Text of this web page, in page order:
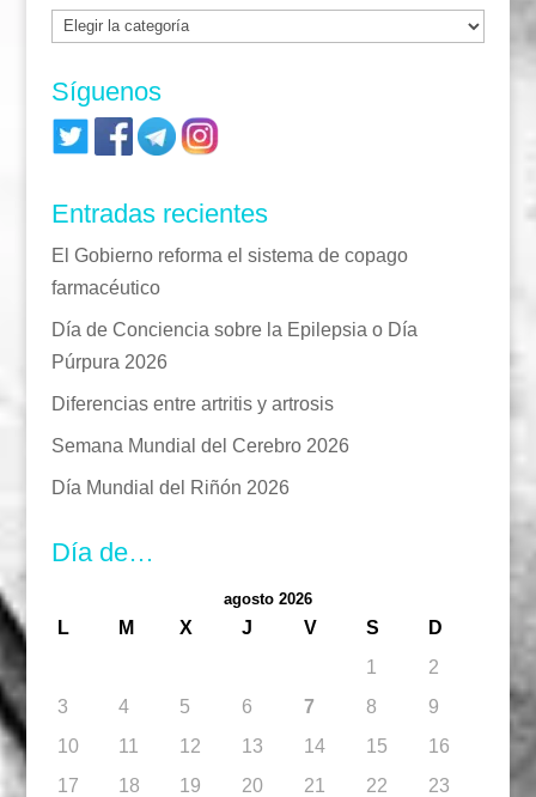
Categorías
Síguenos
Entradas recientes
El Gobierno reforma el sistema de copago
farmacéutico
Día de Conciencia sobre la Epilepsia o Día
Púrpura 2026
Diferencias entre artritis y artrosis
Semana Mundial del Cerebro 2026
Día Mundial del Riñón 2026
Día de…
agosto 2026
L M X J V S
D
1
2
3
4 5 6 7 8
9
10
11 12 13 14 15
16
17
18 19 20 21 22
23